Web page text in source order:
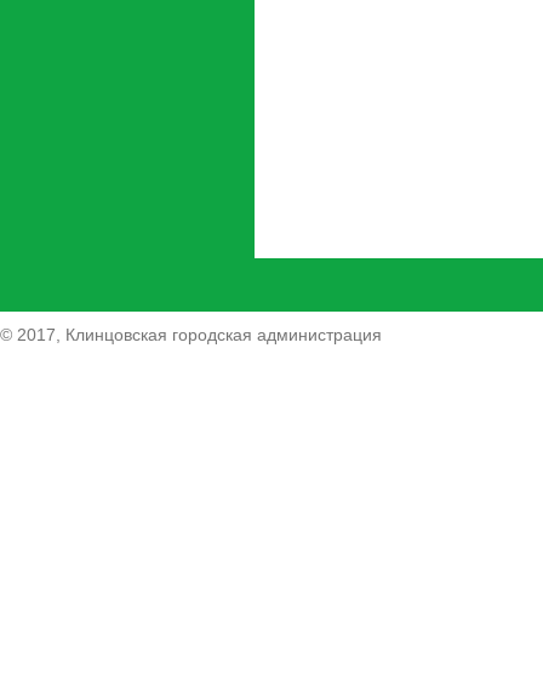
© 2017, Клинцовская городская администрация